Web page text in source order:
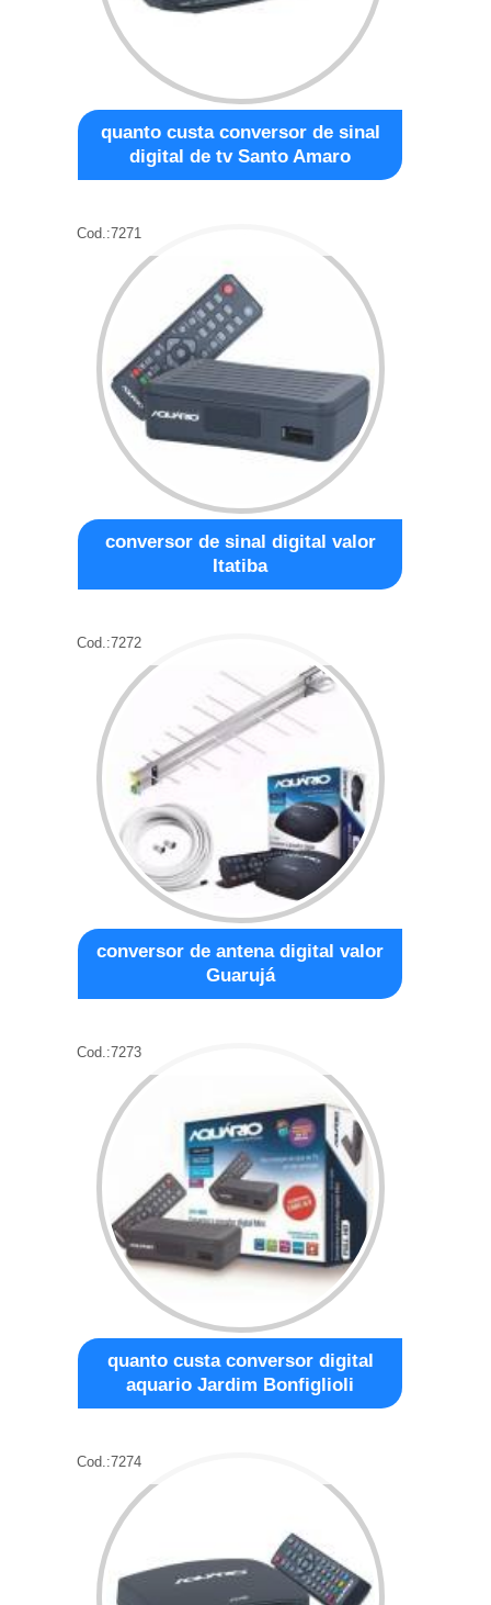
quanto custa conversor de sinal
digital de tv Santo Amaro
Cod.:7271
conversor de sinal digital valor
Itatiba
Cod.:7272
conversor de antena digital valor
Guarujá
Cod.:7273
quanto custa conversor digital
aquario Jardim Bonfiglioli
Cod.:7274